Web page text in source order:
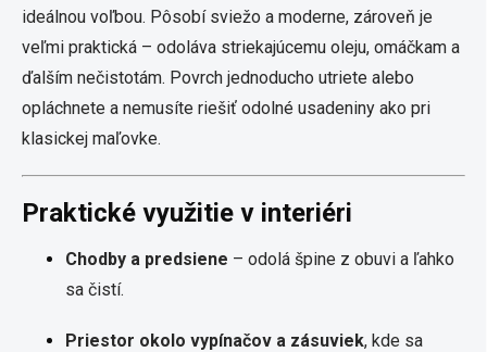
ideálnou voľbou. Pôsobí sviežo a moderne, zároveň je
veľmi praktická – odoláva striekajúcemu oleju, omáčkam a
ďalším nečistotám. Povrch jednoducho utriete alebo
opláchnete a nemusíte riešiť odolné usadeniny ako pri
klasickej maľovke.
Praktické využitie v interiéri
Chodby a predsiene – odolá špine z obuvi a ľahko
sa čistí.
Priestor okolo vypínačov a zásuviek, kde sa